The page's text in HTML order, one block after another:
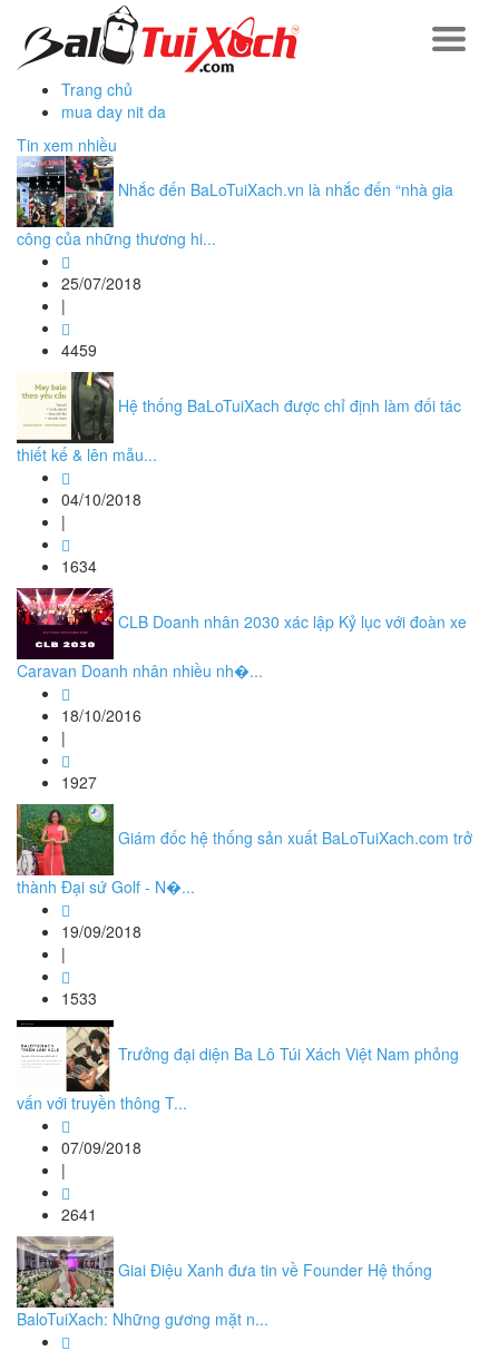
Trang chủ
mua day nit da
Tin xem nhiều
Nhắc đến BaLoTuiXach.vn là nhắc đến “nhà gia
công của những thương hi...
25/07/2018
|
4459
Hệ thống BaLoTuiXach được chỉ định làm đối tác
thiết kế & lên mẫu...
04/10/2018
|
1634
CLB Doanh nhân 2030 xác lập Kỷ lục với đoàn xe
Caravan Doanh nhân nhiều nh�...
18/10/2016
|
1927
Giám đốc hệ thống sản xuất BaLoTuiXach.com trở
thành Đại sứ Golf - N�...
19/09/2018
|
1533
Trưởng đại diện Ba Lô Túi Xách Việt Nam phỏng
vấn với truyền thông T...
07/09/2018
|
2641
Giai Điệu Xanh đưa tin về Founder Hệ thống
BaloTuiXach: Những gương mặt n...